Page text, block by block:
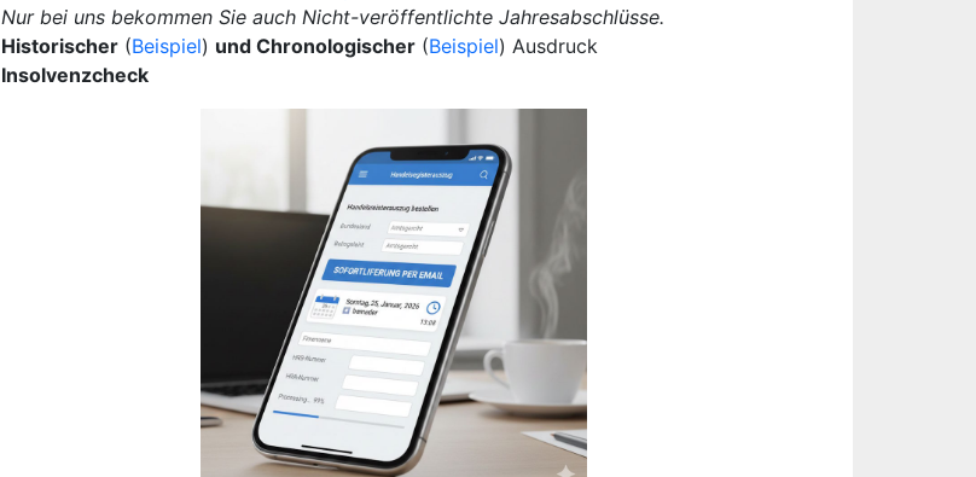
Nur bei uns bekommen Sie auch Nicht-veröffentlichte Jahresabschlüsse.
Historischer (Beispiel) und Chronologischer (Beispiel) Ausdruck
Insolvenzcheck